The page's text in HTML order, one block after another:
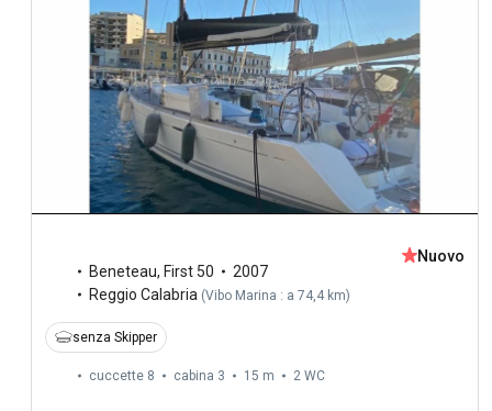
Beneteau, First 50
2007
Reggio Calabria (Vibo Marina : a 74,4 km)
Nuovo
senza Skipper
cuccette 8 cabina 3 15 m 2 WC